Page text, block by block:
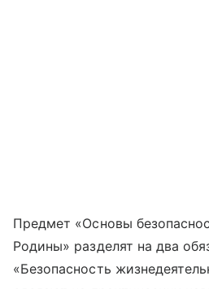
Предмет «Основы
Родины» разделят на два
«Безопасность